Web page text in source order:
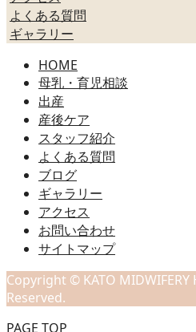
よくある質問
ギャラリー
HOME
母乳・育児相談
出産
産後ケア
スタッフ紹介
よくある質問
ブログ
ギャラリー
アクセス
お問い合わせ
サイトマップ
Copyright © KATO MIDWIFERY
Reserved.
PAGE TOP